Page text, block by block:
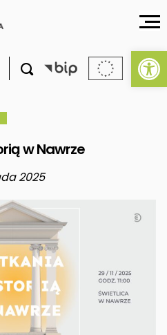

w Nawrze
2025